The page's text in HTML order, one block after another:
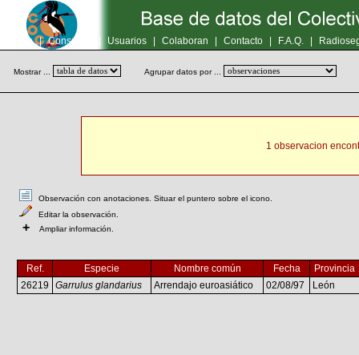
Inicio | Consultas Usuarios Colaboran Contacto F.A.Q.
Mostrar ... Agrupar datos por ...
1 observacion
Observación con anotaciones. Situar el puntero sobre el icono.
Editar la observación.
+ Ampliar información.
Ref. Especie Nombre común Fecha
Provincia
26219
Garrulus glandarius Arrendajo euroasiático 02/08/97 León